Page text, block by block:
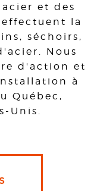
et des
la
séchoirs,
Nous
d'action et
à
Québec,
Unis.